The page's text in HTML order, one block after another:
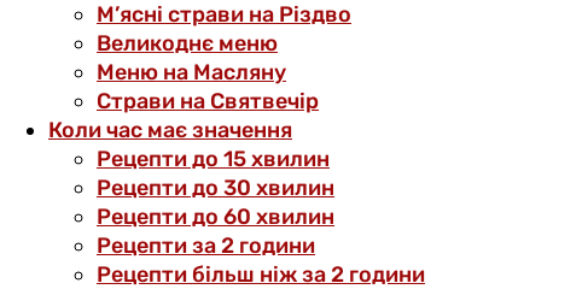
М’ясні страви на Різдво
Великоднє меню
Меню на Масляну
Страви на Святвечір
Коли час має значення
Рецепти до 15 хвилин
Рецепти до 30 хвилин
Рецепти до 60 хвилин
Рецепти за 2 години
Рецепти більш ніж за 2 години